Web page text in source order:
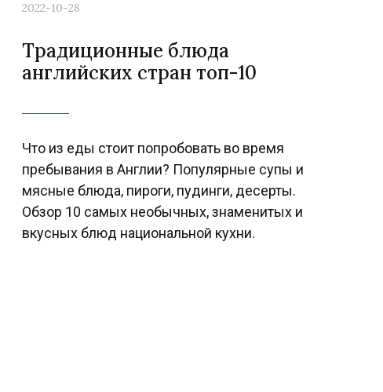
2022-10-28
Традиционные блюда
английских стран топ-10
Что из еды стоит попробовать во время
пребывания в Англии? Популярные супы и
мясные блюда, пироги, пудинги, десерты.
Обзор 10 самых необычных, знаменитых и
вкусных блюд национальной кухни.